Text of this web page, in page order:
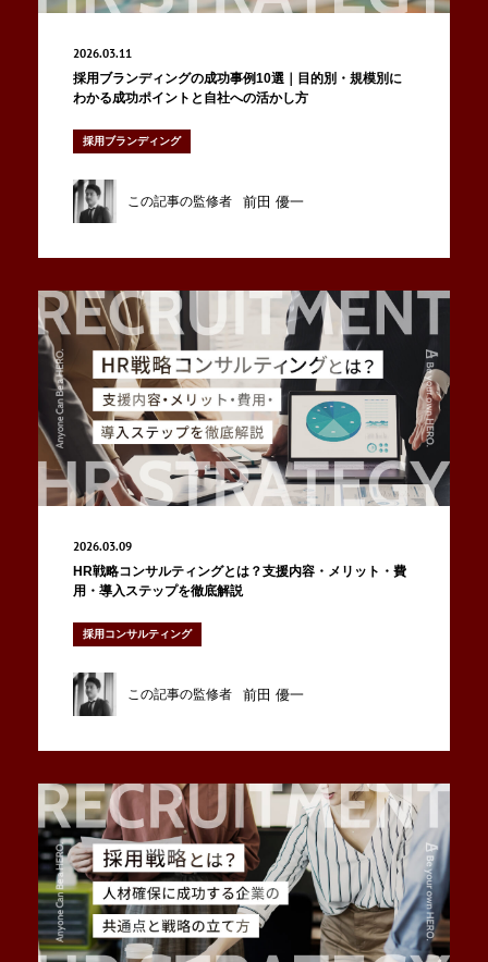
募集職種
Entry
エントリー
2026.03.11
採用ブランディングの成功事例10選｜目的別・規模別に
わかる成功ポイントと自社への活かし方
採用ブランディング
この記事の監修者 前田 優一
2026.03.09
HR戦略コンサルティングとは？支援内容・メリット・費
用・導入ステップを徹底解説
採用コンサルティング
この記事の監修者 前田 優一